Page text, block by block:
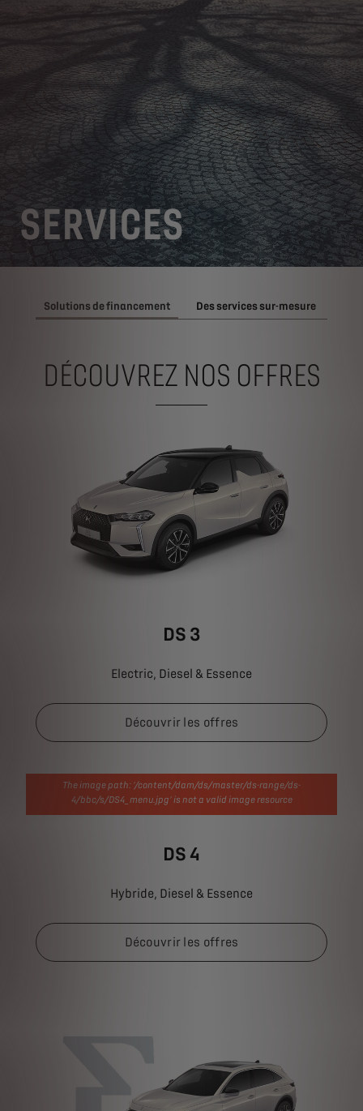
SERVICES
Solutions de financement Des services sur-mesure
DÉCOUVREZ NOS OFFRES
DS 3
Electric, Diesel & Essence
Découvrir les offres
The image path: '/content/dam/ds/master/ds-range/ds-
4/bbc/s/DS4_menu.jpg' is not a valid image resource
DS 4
Hybride, Diesel & Essence
Découvrir les offres